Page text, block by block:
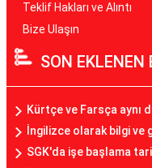
Teklif Hakları ve Alıntı
Bize Ulaşın
SON EKLENEN
Kürtçe ve Farsça aynı
İngilizce olarak bilgi ve
SGK'da işe başlama